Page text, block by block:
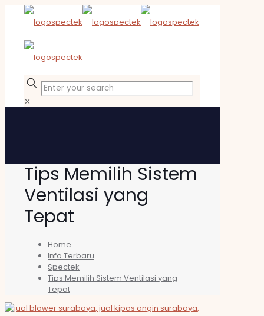
✕
Tips Memilih Sistem
Ventilasi yang
Tepat
Home
Info Terbaru
Spectek
Tips Memilih Sistem Ventilasi yang
Tepat